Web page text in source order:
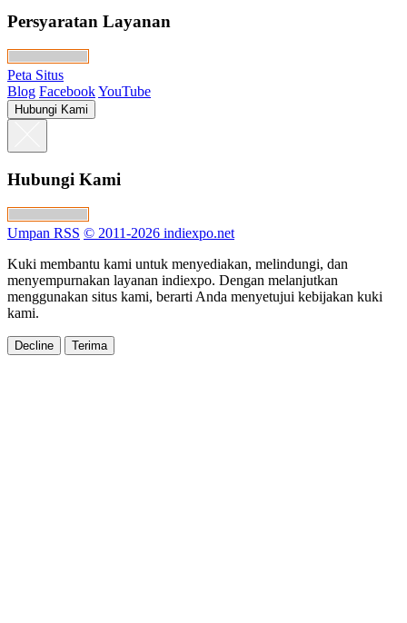
Persyaratan Layanan
Peta Situs
Blog FacebookYouTube
Hubungi Kami
Hubungi Kami
Umpan RSS © 2011-2026 indiexpo.net
Kuki membantu kami untuk menyediakan, melindungi, dan
menyempurnakan layanan indiexpo. Dengan melanjutkan
menggunakan situs kami, berarti Anda menyetujui kebijakan kuki
kami.
Decline Terima